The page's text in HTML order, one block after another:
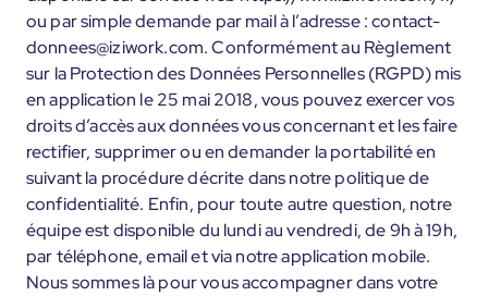
ou par simple demande par mail à l’adresse : contact-
donnees@iziwork.com. Conformément au Règlement
sur la Protection des Données Personnelles (RGPD) mis
en application le 25 mai 2018, vous pouvez exercer vos
droits d’accès aux données vous concernant et les faire
rectifier, supprimer ou en demander la portabilité en
suivant la procédure décrite dans notre politique de
confidentialité. Enfin, pour toute autre question, notre
équipe est disponible du lundi au vendredi, de 9h à 19h,
par téléphone, email et via notre application mobile.
Nous sommes là pour vous accompagner dans votre